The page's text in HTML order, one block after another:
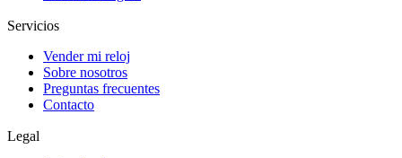
Servicios
Vender mi reloj
Sobre nosotros
Preguntas frecuentes
Contacto
Legal